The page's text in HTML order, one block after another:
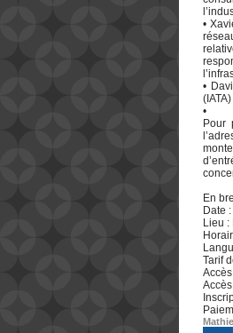
•
•
•
Pour
En
Date
Lieu :
Tarif